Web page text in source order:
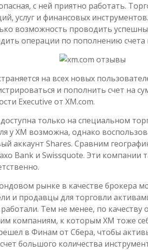
с ней приятно работать.
услуг и финансовых
возможность проводить
операции по пополнению счета
на всех новых
и пополнить счет на
Executive от XM.com.
только на специальном
у XM возможна, однако
аккаунт Shares. Сравним
Bank и Swissquote. Эти
рынке в качестве брокера
и продавцы для торговли
Тем не менее, по качеству
компаниям, к которым ХМ тоже
в Финам от Сбера, чтобы
большого количества